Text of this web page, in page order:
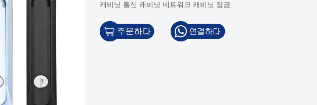
캐비닛 통신 캐비닛 네트워크 캐비닛 잠금